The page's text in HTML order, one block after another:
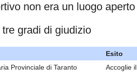
non era un luogo
gradi di giudizio
Esito
Provinciale di Taranto
Accoglie